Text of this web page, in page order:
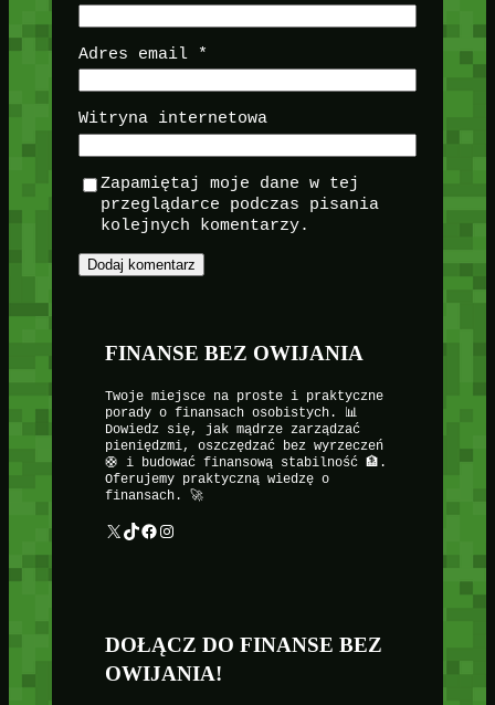
Adres email *
Witryna internetowa
Zapamiętaj moje dane w tej
przeglądarce podczas pisania
kolejnych komentarzy.
FINANSE BEZ OWIJANIA
Twoje miejsce na proste i praktyczne
porady o finansach osobistych. 📊
Dowiedz się, jak mądrze zarządzać
pieniędzmi, oszczędzać bez wyrzeczeń
🛟 i budować finansową stabilność 🏦.
Oferujemy praktyczną wiedzę o
finansach. 🚀
X TikTok Facebook Instagram
DOŁĄCZ DO FINANSE BEZ
OWIJANIA!